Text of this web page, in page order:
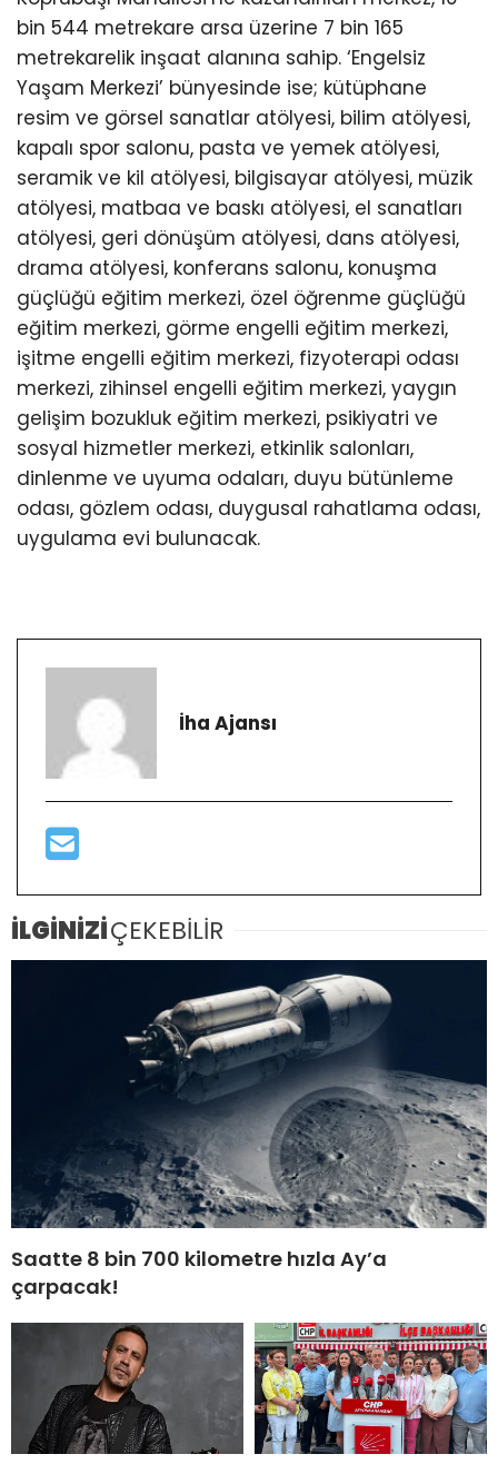
bin 544 metrekare arsa üzerine 7 bin 165
metrekarelik inşaat alanına sahip. ‘Engelsiz
Yaşam Merkezi’ bünyesinde ise; kütüphane
resim ve görsel sanatlar atölyesi, bilim atölyesi,
kapalı spor salonu, pasta ve yemek atölyesi,
seramik ve kil atölyesi, bilgisayar atölyesi, müzik
atölyesi, matbaa ve baskı atölyesi, el sanatları
atölyesi, geri dönüşüm atölyesi, dans atölyesi,
drama atölyesi, konferans salonu, konuşma
güçlüğü eğitim merkezi, özel öğrenme güçlüğü
eğitim merkezi, görme engelli eğitim merkezi,
işitme engelli eğitim merkezi, fizyoterapi odası
merkezi, zihinsel engelli eğitim merkezi, yaygın
gelişim bozukluk eğitim merkezi, psikiyatri ve
sosyal hizmetler merkezi, etkinlik salonları,
dinlenme ve uyuma odaları, duyu bütünleme
odası, gözlem odası, duygusal rahatlama odası,
uygulama evi bulunacak.
İha Ajansı
İLGİNİZİÇEKEBİLİR
Saatte 8 bin 700 kilometre hızla Ay’a
çarpacak!